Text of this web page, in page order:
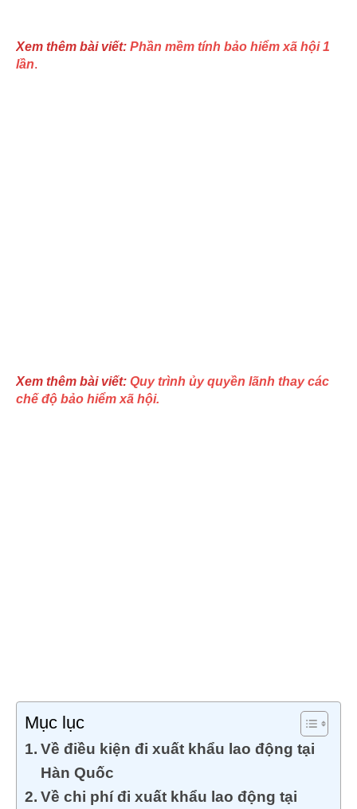
Xem thêm bài viết: Phần mềm tính bảo hiểm xã hội 1
lần.
Xem thêm bài viết: Quy trình ủy quyền lãnh thay các
chế độ bảo hiểm xã hội.
Mục lục
Về điều kiện đi xuất khẩu lao động tại
Hàn Quốc
Về chi phí đi xuất khẩu lao động tại